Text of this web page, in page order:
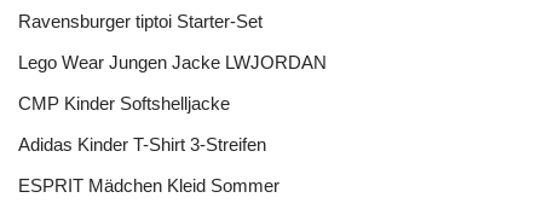
Ravensburger tiptoi Starter-Set
Lego Wear Jungen Jacke LWJORDAN
CMP Kinder Softshelljacke
Adidas Kinder T-Shirt 3-Streifen
ESPRIT Mädchen Kleid Sommer